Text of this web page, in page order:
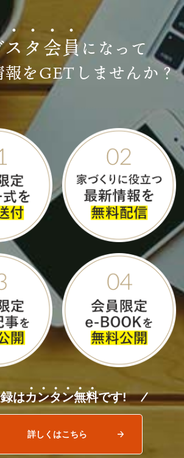
ス タ会員になって
報をGETしませんか？
はカンタン無料です!
詳しくはこちら